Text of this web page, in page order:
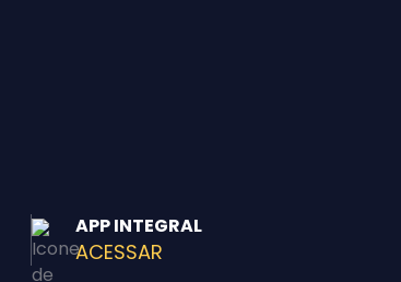
APP INTEGRAL
ACESSAR